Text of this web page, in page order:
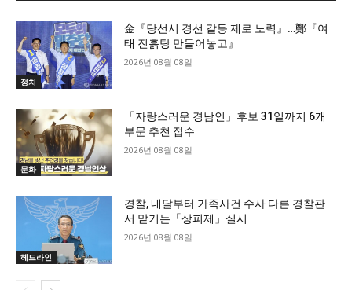
정치
金『당선시 경선 갈등 제로 노력』…鄭『여
태 진흙탕 만들어놓고』
2026년 08월 08일
문화
「자랑스러운 경남인」후보 31일까지 6개
부문 추천 접수
2026년 08월 08일
헤드라인
경찰, 내달부터 가족사건 수사 다른 경찰관
서 맡기는「상피제」실시
2026년 08월 08일